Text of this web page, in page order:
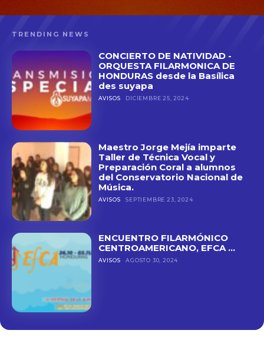
TRENDING NEWS
CONCIERTO DE NATIVIDAD -
ORQUESTA FILARMONICA DE
HONDURAS desde la Basílica
des suyapa
AVISOS DICIEMBRE 25, 2024
Maestro Jorge Mejía imparte
Taller de Técnica Vocal y
Preparación Coral a alumnos
del Conservatorio Nacional de
Música.
AVISOS SEPTIEMBRE 23, 2024
ENCUENTRO FILARMÓNICO
CENTROAMERICANO, EFCA ...
AVISOS AGOSTO 30, 2024